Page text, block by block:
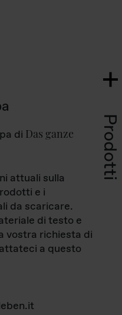
Prodotti
di Das ganze
attuali sulla
e i
da scaricare.
di testo e
vostra richiesta di
a questo